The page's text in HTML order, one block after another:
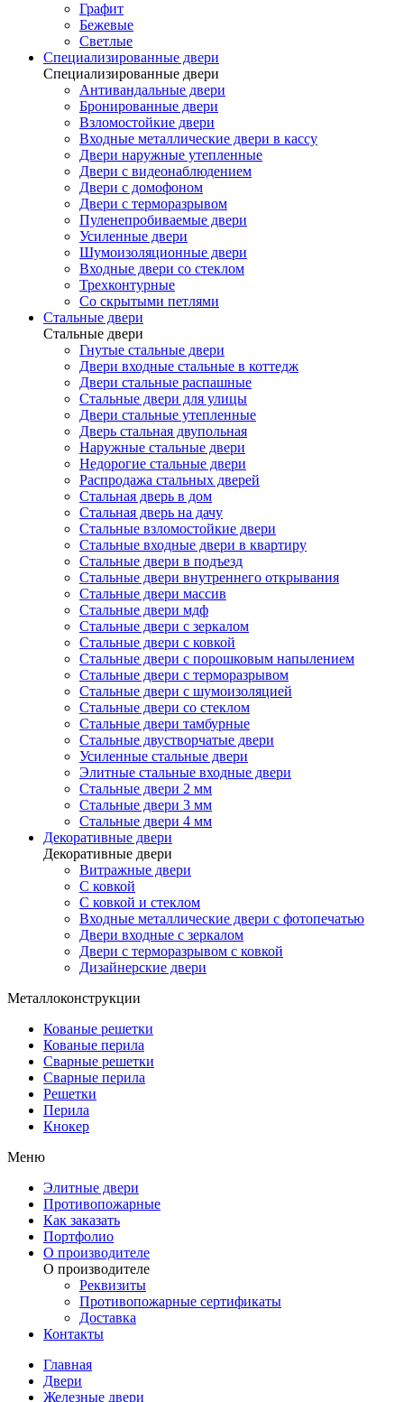
Графит
Бежевые
Светлые
Специализированные двери
Специализированные двери
Антивандальные двери
Бронированные двери
Взломостойкие двери
Входные металлические двери в кассу
Двери наружные утепленные
Двери с видеонаблюдением
Двери с домофоном
Двери с терморазрывом
Пуленепробиваемые двери
Усиленные двери
Шумоизоляционные двери
Входные двери со стеклом
Трехконтурные
Со скрытыми петлями
Стальные двери
Стальные двери
Гнутые стальные двери
Двери входные стальные в коттедж
Двери стальные распашные
Стальные двери для улицы
Двери стальные утепленные
Дверь стальная двупольная
Наружные стальные двери
Недорогие стальные двери
Распродажа стальных дверей
Стальная дверь в дом
Стальная дверь на дачу
Стальные взломостойкие двери
Стальные входные двери в квартиру
Стальные двери в подъезд
Стальные двери внутреннего открывания
Стальные двери массив
Стальные двери мдф
Стальные двери с зеркалом
Стальные двери с ковкой
Стальные двери с порошковым напылением
Стальные двери с терморазрывом
Стальные двери с шумоизоляцией
Стальные двери со стеклом
Стальные двери тамбурные
Стальные двустворчатые двери
Усиленные стальные двери
Элитные стальные входные двери
Стальные двери 2 мм
Стальные двери 3 мм
Стальные двери 4 мм
Декоративные двери
Декоративные двери
Витражные двери
С ковкой
С ковкой и стеклом
Входные металлические двери с фотопечатью
Двери входные с зеркалом
Двери с терморазрывом с ковкой
Дизайнерские двери
Металлоконструкции
Кованые решетки
Кованые перила
Сварные решетки
Сварные перила
Решетки
Перила
Кнокер
Меню
Элитные двери
Противопожарные
Как заказать
Портфолио
О производителе
О производителе
Реквизиты
Противопожарные сертификаты
Доставка
Контакты
Главная
Двери
Железные двери